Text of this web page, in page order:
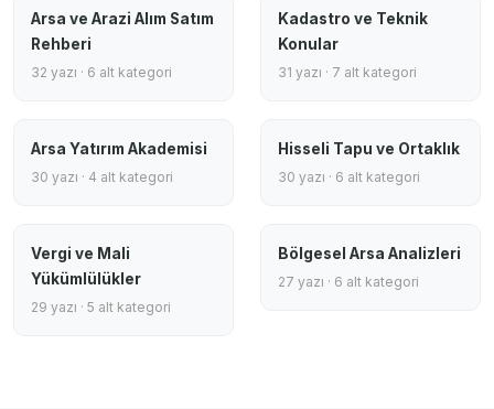
Arsa ve Arazi Alım Satım
Rehberi
32 yazı · 6 alt kategori
Kadastro ve Teknik
Konular
31 yazı · 7 alt kategori
Arsa Yatırım Akademisi
30 yazı · 4 alt kategori
Hisseli Tapu ve Ortaklık
30 yazı · 6 alt kategori
Vergi ve Mali
Yükümlülükler
29 yazı · 5 alt kategori
Bölgesel Arsa Analizleri
27 yazı · 6 alt kategori